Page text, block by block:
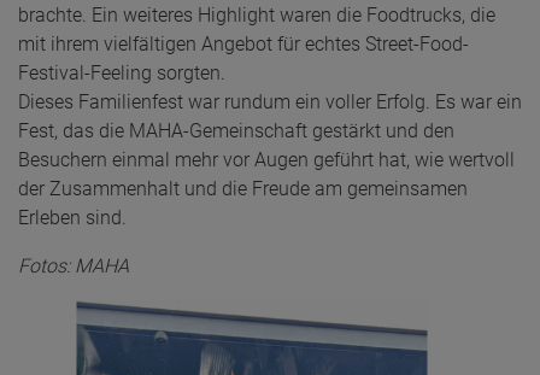
brachte. Ein weiteres Highlight waren die Foodtrucks, die
mit ihrem vielfältigen Angebot für echtes Street-Food-
Festival-Feeling sorgten.
Dieses Familienfest war rundum ein voller Erfolg. Es war ein
Fest, das die MAHA-Gemeinschaft gestärkt und den
Besuchern einmal mehr vor Augen geführt hat, wie wertvoll
der Zusammenhalt und die Freude am gemeinsamen
Erleben sind.
Fotos: MAHA